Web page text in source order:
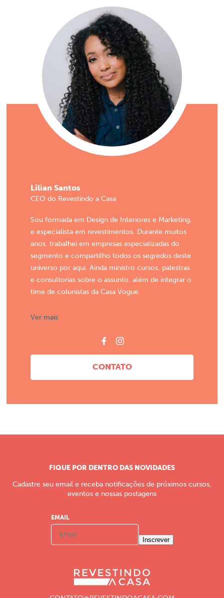
Lilian Santos
CEO do Revestindo a Casa
Sou formada em Design de Interiores e Marketing,
e especialista em revestimentos. Durante muitos
anos, trabalhei em empresas especializadas do
segmento e compartilho todos os segredos deste
universo por aqui. Ainda ministro cursos, palestras
e consultorias sobre o assunto, além de integrar o
time de colunistas da Casa Vogue.
Ver mais
CONTATO
FIQUE POR DENTRO DAS NOVIDADES
Cadastre seu email e receba notificações de próximos cursos,
eventos e nossas postagens
EMAIL
Inscrever